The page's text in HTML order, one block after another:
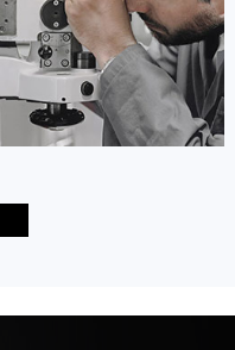
 上海昆仑保养
辛迪·克莱门特
资深昆仑技师